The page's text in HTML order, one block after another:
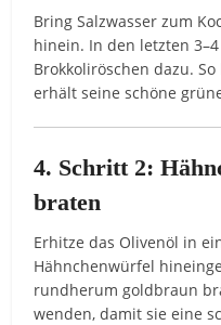
Bring Salzwasser zum
hinein. In den letzten
Brokkoliröschen dazu.
erhält seine schöne
4. Schritt 2:
braten
Erhitze das Olivenöl in
Hähnchenwürfel
rundherum goldbraun
wenden, damit sie eine